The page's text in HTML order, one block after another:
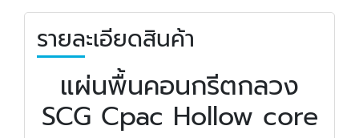
รายละเอียดสินค้า
แผ่นพื้นคอนกรีตกลวง
SCG Cpac Hollow core